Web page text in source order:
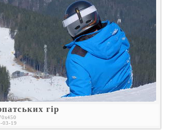
гір
x450
03-19